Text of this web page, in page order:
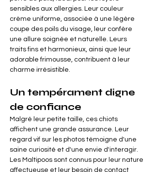
sensibles aux allergies. Leur couleur
crème uniforme, associée à une légère
coupe des poils du visage, leur confère
une allure soignée et naturelle. Leurs
traits fins et harmonieux, ainsi que leur
adorable frimousse, contribuent à leur
charme irrésistible.
Un tempérament digne
de confiance
Malgré leur petite taille, ces chiots
affichent une grande assurance. Leur
regard vif sur les photos témoigne d'une
saine curiosité et d'une envie d'interagir.
Les Maltipoos sont connus pour leur nature
affectueuse et leur besoin de contact